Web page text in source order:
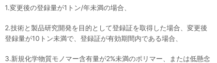
1.変更後の登録量が1トン/年未満の場合、
2.技術と製品研究開発を目的として登録証を取得した場合、変更後
登録量が10トン未満で、登録証が有効期間内である場合、
3.新規化学物質モノマー含有量が2%未満のポリマー、または低懸念